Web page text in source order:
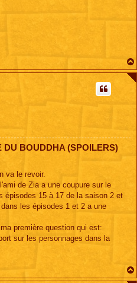
DU BOUDDHA (SPOILERS)
va le revoir.
de Zia a une coupure sur le
épisodes 15 à 17 de la saison 2 et
les épisodes 1 et 2 a une
première question qui est:
sur les personnages dans la